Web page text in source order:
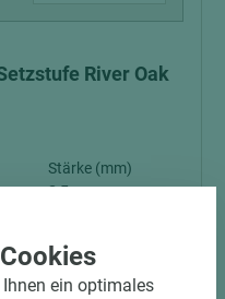
River Oak
Stärke (mm)
8,5
ein optimales